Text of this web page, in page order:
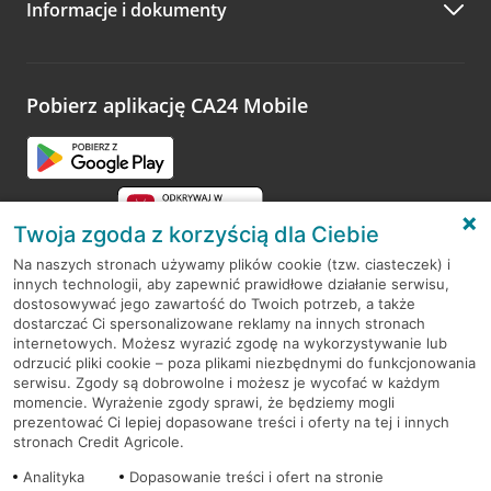
Zachęcamy do podzielenia się z nami opinią o wizycie.
opinie.
Informacje i dokumenty
Pobierz aplikację CA24 Mobile
RODO
Regulamin serwisu
Mapa serwisu
PolitykaCookies
Twoja zgoda z korzyścią dla Ciebie
Na naszych stronach używamy plików cookie (tzw. ciasteczek) i
innych technologii, aby zapewnić prawidłowe działanie serwisu,
dostosowywać jego zawartość do Twoich potrzeb, a także
dostarczać Ci spersonalizowane reklamy na innych stronach
internetowych. Możesz wyrazić zgodę na wykorzystywanie lub
odrzucić pliki cookie – poza plikami niezbędnymi do funkcjonowania
serwisu. Zgody są dobrowolne i możesz je wycofać w każdym
momencie. Wyrażenie zgody sprawi, że będziemy mogli
prezentować Ci lepiej dopasowane treści i oferty na tej i innych
stronach Credit Agricole.
Analityka
Dopasowanie treści i ofert na stronie